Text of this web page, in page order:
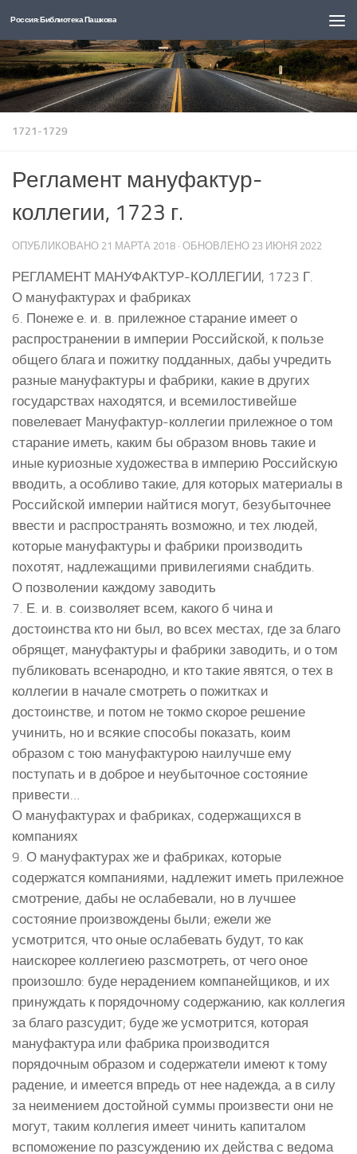
Перейти к содержимому
Россия: Библиотека Пашкова
1721-1729
Регламент мануфактур-
коллегии, 1723 г.
ОПУБЛИКОВАНО 21 МАРТА 2018 · ОБНОВЛЕНО 23 ИЮНЯ 2022
РЕГЛАМЕНТ МАНУФАКТУР-КОЛЛЕГИИ, 1723 Г.
О мануфактурах и фабриках
6. Понеже е. и. в. прилежное старание имеет о
распространении в империи Российской, к пользе
общего блага и пожитку подданных, дабы учредить
разные мануфактуры и фабрики, какие в других
государствах находятся, и всемилостивейше
повелевает Мануфактур-коллегии прилежное о том
старание иметь, каким бы образом вновь такие и
иные куриозные художества в империю Российскую
вводить, а особливо такие, для которых материалы в
Российской империи найтися могут, безубыточнее
ввести и распространять возможно, и тех людей,
которые мануфактуры и фабрики производить
похотят, надлежащими привилегиями снабдить.
О позволении каждому заводить
7. Е. и. в. соизволяет всем, какого б чина и
достоинства кто ни был, во всех местах, где за благо
обрящет, мануфактуры и фабрики заводить, и о том
публиковать всенародно, и кто такие явятся, о тех в
коллегии в начале смотреть о пожитках и
достоинстве, и потом не токмо скорое решение
учинить, но и всякие способы показать, коим
образом с тою мануфактурою наилучше ему
поступать и в доброе и неубыточное состояние
привести…
О мануфактурах и фабриках, содержащихся в
компаниях
9. О мануфактурах же и фабриках, которые
содержатся компаниями, надлежит иметь прилежное
смотрение, дабы не ослабевали, но в лучшее
состояние произвождены были; ежели же
усмотрится, что оные ослабевать будут, то как
наискорее коллегиею разсмотреть, от чего оное
произошло: буде нерадением компанейщиков, и их
принуждать к порядочному содержанию, как коллегия
за благо разсудит; буде же усмотрится, которая
мануфактура или фабрика производится
порядочным образом и содержатели имеют к тому
радение, и имеется впредь от нее надежда, а в силу
за неимением достойной суммы произвести они не
могут, таким коллегия имеет чинить капиталом
вспоможение по разсуждению их действа с ведома